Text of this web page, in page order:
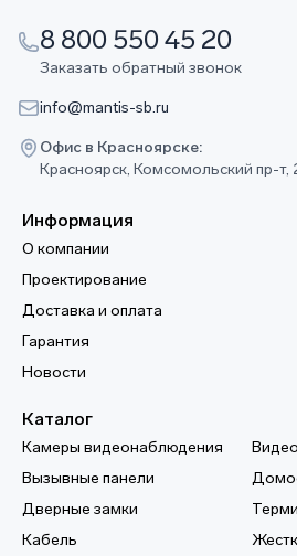
8 800 550 45 20
Заказать обратный звонок
info@mantis-sb.ru
Офис в Красноярске:
Красноярск, Комсомольский пр-т,
Информация
О компании
Проектирование
Доставка и оплата
Гарантия
Новости
Каталог
Камеры видеонаблюдения
Вызывные панели
Дверные замки
Кабель